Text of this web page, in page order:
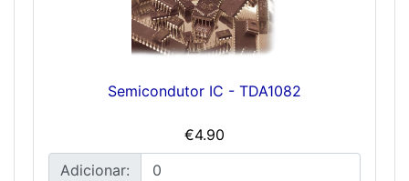
Semicondutor IC - TDA1082
€4.90
Adicionar: